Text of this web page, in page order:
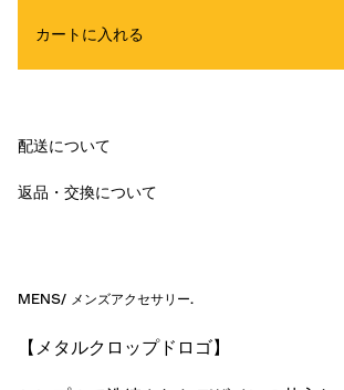
カートに入れる
配送について
返品・交換について
MENS/ メンズアクセサリー.
【メタルクロップドロゴ】